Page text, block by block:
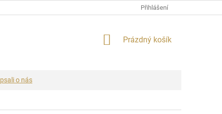
Přihlášení
NÁKUPNÍ
Prázdný košík
o nás